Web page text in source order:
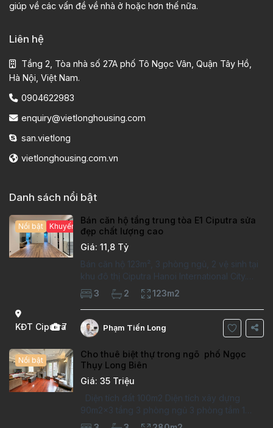
giúp về các vấn đề về nhà ở hoặc hơn thế nữa.
Liên hệ
Tầng 2, Tòa nhà số 27A phố Tô Ngọc Vân, Quận Tây Hồ,
Hà Nội, Việt Nam.
0904622983
enquiry@vietlonghousing.com
san.vietlong
vietlonghousing.com.vn
Danh sách nổi bật
KĐT Ciputra
7
Nổi bật Khuyến mại hấp dẫn
Bán căn hộ tầng trung tòa E1 Ciputra sửa
đẹp chất lượng cao
Giá: 11,8 Tỷ
Bán căn hộ 123m², 3 phòng ngủ, 2 vệ sinh tại
khu đô thị Ciputra Hanoi International City.
Căn hộ đã sửa mới kỹ, chất lượng cao, sàn
gỗ, bếp hiện đại, không gian thoáng sáng.
Thông tin căn hộ: Diện tích:
3 2 123m2
Phạm Tiến Long
Nổi bật
Cho thuê biệt thự trong ngõ phố Ngọc
Thụy Long Biên
Giá: 35 Triệu
Diện tích đất 100m2 Diện tích xây dựng
90m2x3 tầng 3 phòng ngủ 3 phòng tắm 1
phòng làm việc Vị trí ý tưởng 10 phút đi bộ tới